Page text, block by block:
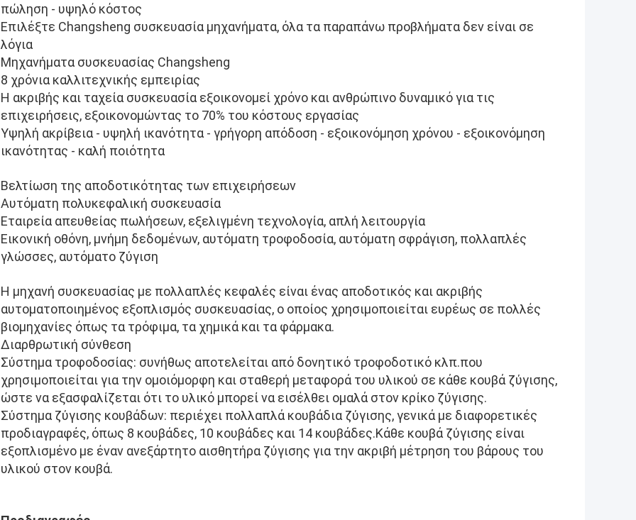
πώληση - υψηλό κόστος
Επιλέξτε Changsheng συσκευασία μηχανήματα, όλα τα παραπάνω προβλήματα δεν είναι σε
λόγια
Μηχανήματα συσκευασίας Changsheng
8 χρόνια καλλιτεχνικής εμπειρίας
Η ακριβής και ταχεία συσκευασία εξοικονομεί χρόνο και ανθρώπινο δυναμικό για τις
επιχειρήσεις, εξοικονομώντας το 70% του κόστους εργασίας
Υψηλή ακρίβεια - υψηλή ικανότητα - γρήγορη απόδοση - εξοικονόμηση χρόνου - εξοικονόμηση
ικανότητας - καλή ποιότητα
Βελτίωση της αποδοτικότητας των επιχειρήσεων
Αυτόματη πολυκεφαλική συσκευασία
Εταιρεία απευθείας πωλήσεων, εξελιγμένη τεχνολογία, απλή λειτουργία
Εικονική οθόνη, μνήμη δεδομένων, αυτόματη τροφοδοσία, αυτόματη σφράγιση, πολλαπλές
γλώσσες, αυτόματο ζύγιση
Η μηχανή συσκευασίας με πολλαπλές κεφαλές είναι ένας αποδοτικός και ακριβής
αυτοματοποιημένος εξοπλισμός συσκευασίας, ο οποίος χρησιμοποιείται ευρέως σε πολλές
βιομηχανίες όπως τα τρόφιμα, τα χημικά και τα φάρμακα.
Διαρθρωτική σύνθεση
Σύστημα τροφοδοσίας: συνήθως αποτελείται από δονητικό τροφοδοτικό κλπ.που
χρησιμοποιείται για την ομοιόμορφη και σταθερή μεταφορά του υλικού σε κάθε κουβά ζύγισης,
ώστε να εξασφαλίζεται ότι το υλικό μπορεί να εισέλθει ομαλά στον κρίκο ζύγισης.
Σύστημα ζύγισης κουβάδων: περιέχει πολλαπλά κουβάδια ζύγισης, γενικά με διαφορετικές
προδιαγραφές, όπως 8 κουβάδες, 10 κουβάδες και 14 κουβάδες.Κάθε κουβά ζύγισης είναι
εξοπλισμένο με έναν ανεξάρτητο αισθητήρα ζύγισης για την ακριβή μέτρηση του βάρους του
υλικού στον κουβά.